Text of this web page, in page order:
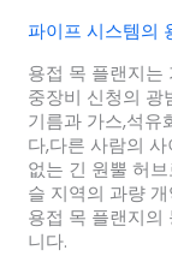
파이프 시스템의
용접 목 플랜지는
중장비 신청의 광
기름과 가스,석유
다,다른 사람의
없는 긴 원뿔 허
슬 지역의 과량
용접 목 플랜지의
니다.